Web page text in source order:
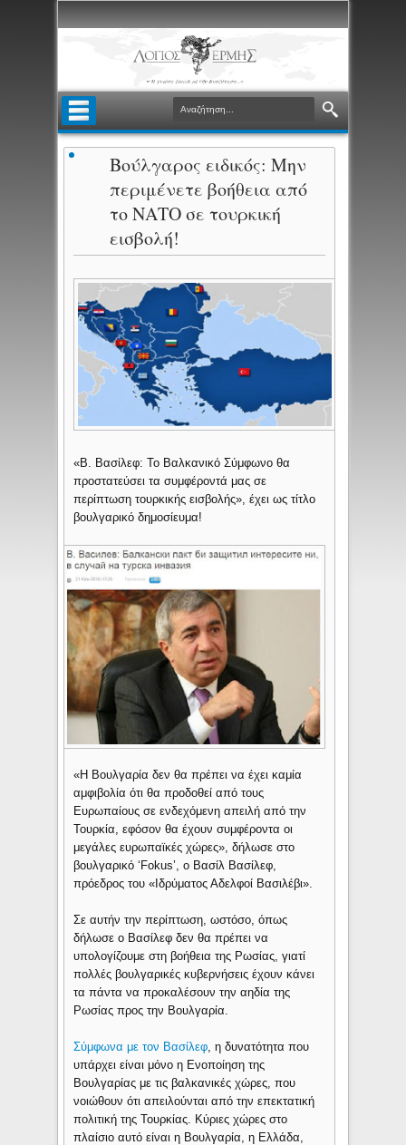
Βούλγαρος ειδικός: Μην
περιμένετε βοήθεια από
το ΝΑΤΟ σε τουρκική
εισβολή!
«Β. Βασίλεφ: Το Βαλκανικό Σύμφωνο θα
προστατεύσει τα συμφέροντά μας σε
περίπτωση τουρκικής εισβολής», έχει ως τίτλο
βουλγαρικό δημοσίευμα!
«Η Βουλγαρία δεν θα πρέπει να έχει καμία
αμφιβολία ότι θα προδοθεί από τους
Ευρωπαίους σε ενδεχόμενη απειλή από την
Τουρκία, εφόσον θα έχουν συμφέροντα οι
μεγάλες ευρωπαϊκές χώρες», δήλωσε στο
βουλγαρικό ‘Fokus’, ο Βασίλ Βασίλεφ,
πρόεδρος του «Ιδρύματος Αδελφοί Βασιλέβι».
Σε αυτήν την περίπτωση, ωστόσο, όπως
δήλωσε ο Βασίλεφ δεν θα πρέπει να
υπολογίζουμε στη βοήθεια της Ρωσίας, γιατί
πολλές βουλγαρικές κυβερνήσεις έχουν κάνει
τα πάντα να προκαλέσουν την αηδία της
Ρωσίας προς την Βουλγαρία.
Σύμφωνα με τον Βασίλεφ , η δυνατότητα που
υπάρχει είναι μόνο η Ενοποίηση της
Βουλγαρίας με τις βαλκανικές χώρες, που
νοιώθουν ότι απειλούνται από την επεκτατική
πολιτική της Τουρκίας. Κύριες χώρες στο
πλαίσιο αυτό είναι η Βουλγαρία, η Ελλάδα,